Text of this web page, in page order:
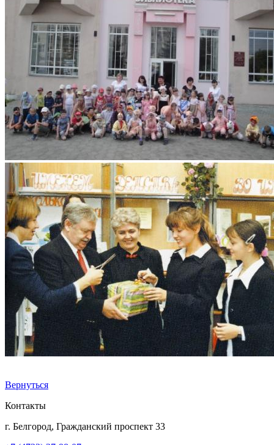
Вернуться
Контакты
г. Белгород, Гражданский проспект 33